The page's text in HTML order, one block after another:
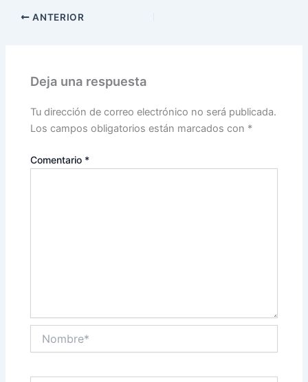
ANTERIOR
Deja una respuesta
Tu dirección de correo electrónico no será publicada.
Los campos obligatorios están marcados con *
Comentario *